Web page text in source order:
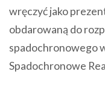
wręczyć jako
obdarowaną do
spadochronowego
Spadochronowe